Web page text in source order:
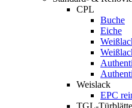
CPL
Buche
Eiche
Weislack
EPC
TGL-